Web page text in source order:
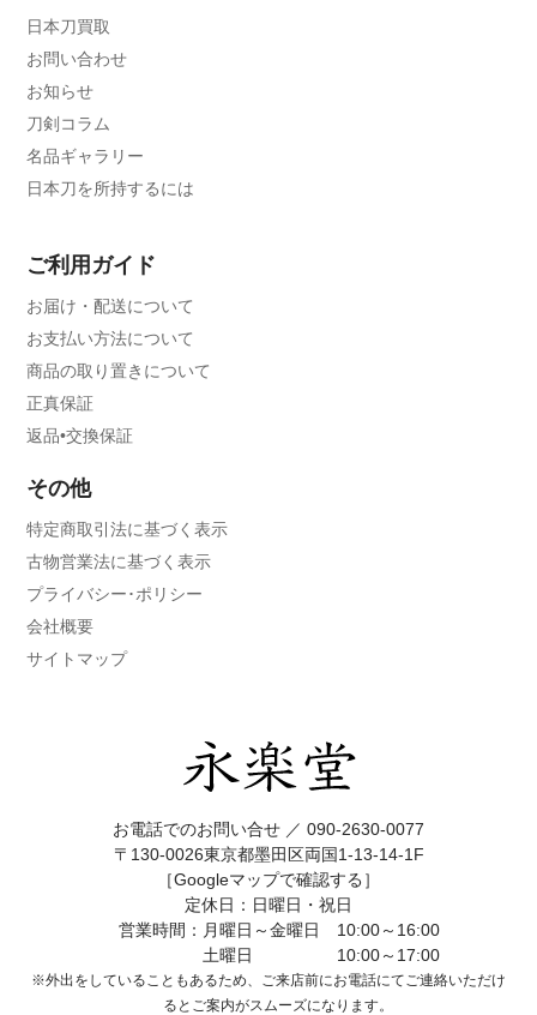
日本刀買取
お問い合わせ
お知らせ
刀剣コラム
名品ギャラリー
日本刀を所持するには
ご利用ガイド
お届け・配送について
お支払い方法について
商品の取り置きについて
正真保証
返品•交換保証
その他
特定商取引法に基づく表示
古物営業法に基づく表示
プライバシー･ポリシー
会社概要
サイトマップ
お電話でのお問い合せ ／ 090-2630-0077
〒130-0026東京都墨田区両国1-13-14-1F
［Googleマップで確認する］
定休日：日曜日・祝日
営業時間：月曜日～金曜日 10:00～16:00
土曜日 10:00～17:00
※外出をしていることもあるため、ご来店前にお電話にてご連絡いただけ
ると ご案内がスムーズになります。